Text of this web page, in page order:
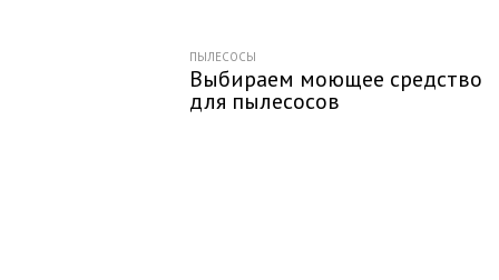
ПЫЛЕСОСЫ
Выбираем моющее средство
для пылесосов